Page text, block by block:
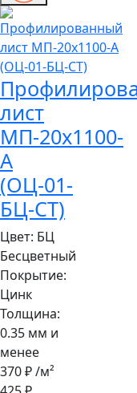
лист
МП-20x1100-
A
(ОЦ-01-
БЦ-СТ)
Цвет: БЦ
Бесцветный
Покрытие:
Цинк
Толщина:
0.35 мм и
менее
370 ₽/м²